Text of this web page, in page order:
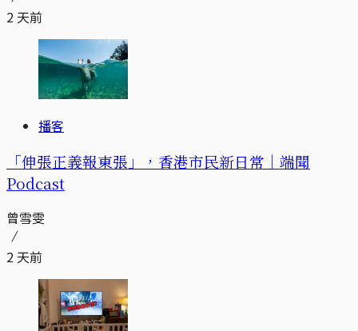
2 天前
播客
「伸張正義報東張」，香港市民新日常｜端聞
Podcast
曾雪雯
2 天前